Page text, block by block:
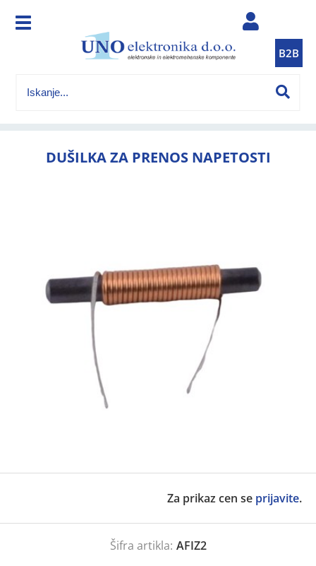
B2B
DUŠILKA ZA PRENOS NAPETOSTI
Za prikaz cen se prijavite.
Šifra artikla: AFIZ2